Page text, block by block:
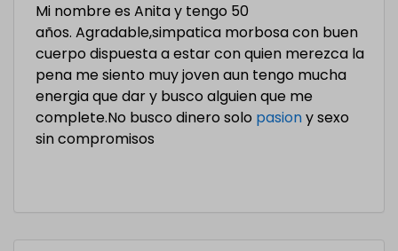
Mi nombre es Anita y tengo 50
años. Agradable,simpatica morbosa con buen
cuerpo dispuesta a estar con quien merezca la
pena me siento muy joven aun tengo mucha
energia que dar y busco alguien que me
complete.No busco dinero solo pasiony sexo
sin compromisos